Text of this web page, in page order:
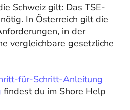
Schweiz gilt: Das TSE-
In Österreich gilt die
in der
vergleichbare gesetzliche
für-Schritt-Anleitung
findest du im Shore Help